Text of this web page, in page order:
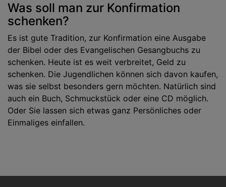
Was soll man zur Konfirmation
schenken?
Es ist gute Tradition, zur Konfirmation eine Ausgabe
der Bibel oder des Evangelischen Gesangbuchs zu
schenken. Heute ist es weit verbreitet, Geld zu
schenken. Die Jugendlichen können sich davon kaufen,
was sie selbst besonders gern möchten. Natürlich sind
auch ein Buch, Schmuckstück oder eine CD möglich.
Oder Sie lassen sich etwas ganz Persönliches oder
Einmaliges einfallen.